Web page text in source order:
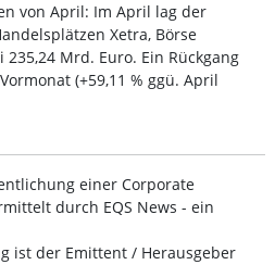
von April: Im April lag der
Xetra, Börse
Mrd. Euro. Ein Rückgang
(+59,11 % ggü. April
einer Corporate
durch EQS News - ein
ist der Emittent / Herausgeber